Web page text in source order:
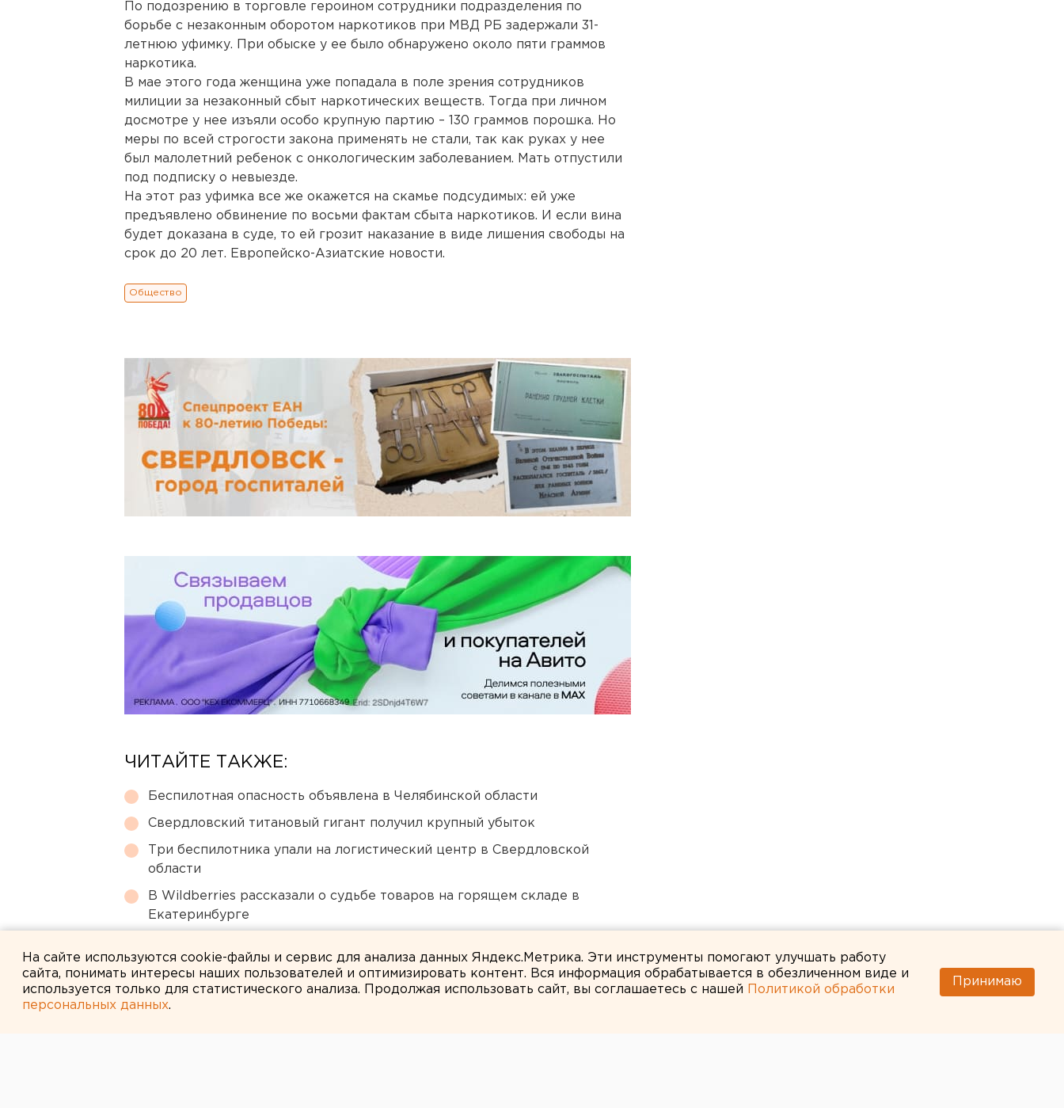
По подозрению в торговле героином сотрудники подразделения по
борьбе с незаконным оборотом наркотиков при МВД РБ задержали 31-
летнюю уфимку. При обыске у ее было обнаружено около пяти граммов
наркотика.
В мае этого года женщина уже попадала в поле зрения сотрудников
милиции за незаконный сбыт наркотических веществ. Тогда при личном
досмотре у нее изъяли особо крупную партию – 130 граммов порошка. Но
меры по всей строгости закона применять не стали, так как руках у нее
был малолетний ребенок с онкологическим заболеванием. Мать отпустили
под подписку о невыезде.
На этот раз уфимка все же окажется на скамье подсудимых: ей уже
предъявлено обвинение по восьми фактам сбыта наркотиков. И если вина
будет доказана в суде, то ей грозит наказание в виде лишения свободы на
срок до 20 лет. Европейско-Азиатские новости.
Общество
ЧИТАЙТЕ ТАКЖЕ:
Беспилотная опасность объявлена в Челябинской области
Свердловский титановый гигант получил крупный убыток
Три беспилотника упали на логистический центр в Свердловской
области
В Wildberries рассказали о судьбе товаров на горящем складе в
Екатеринбурге
На сайте используются cookie-файлы и сервис для анализа данных Яндекс.Метрика. Эти инструменты помогают улучшать работу
сайта, понимать интересы наших пользователей и оптимизировать контент. Вся информация обрабатывается в обезличенном виде и
используется только для статистического анализа. Продолжая использовать сайт, вы соглашаетесь с нашей
Политикой обработки
персональных данных.
Принимаю